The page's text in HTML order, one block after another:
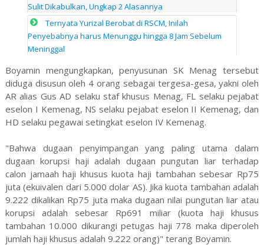
Sulit Dikabulkan, Ungkap 2 Alasannya
Ternyata Yurizal Berobat di RSCM, Inilah
Penyebabnya harus Menunggu hingga 8 Jam Sebelum
Meninggal
Boyamin mengungkapkan, penyusunan SK Menag tersebut
diduga disusun oleh 4 orang sebagai tergesa-gesa, yakni oleh
AR alias Gus AD selaku staf khusus Menag, FL selaku pejabat
eselon I Kemenag, NS selaku pejabat eselon II Kemenag, dan
HD selaku pegawai setingkat eselon IV Kemenag.
"Bahwa dugaan penyimpangan yang paling utama dalam
dugaan korupsi haji adalah dugaan pungutan liar terhadap
calon jamaah haji khusus kuota haji tambahan sebesar Rp75
juta (ekuivalen dari 5.000 dolar AS). Jika kuota tambahan adalah
9.222 dikalikan Rp75 juta maka dugaan nilai pungutan liar atau
korupsi adalah sebesar Rp691 miliar (kuota haji khusus
tambahan 10.000 dikurangi petugas haji 778 maka diperoleh
jumlah haji khusus adalah 9.222 orang)" terang Boyamin.